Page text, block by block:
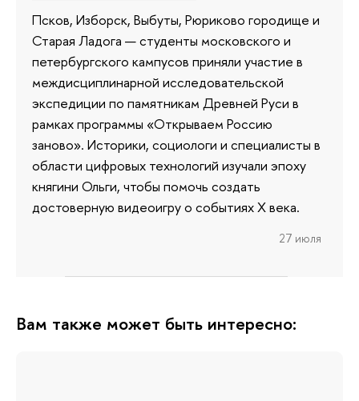
Псков, Изборск, Выбуты, Рюриково городище и
Старая Ладога — студенты московского и
петербургского кампусов приняли участие в
междисциплинарной исследовательской
экспедиции по памятникам Древней Руси в
рамках программы «Открываем Россию
заново». Историки, социологи и специалисты в
области цифровых технологий изучали эпоху
княгини Ольги, чтобы помочь создать
достоверную видеоигру о событиях X века.
27 июля
Вам также может быть интересно: